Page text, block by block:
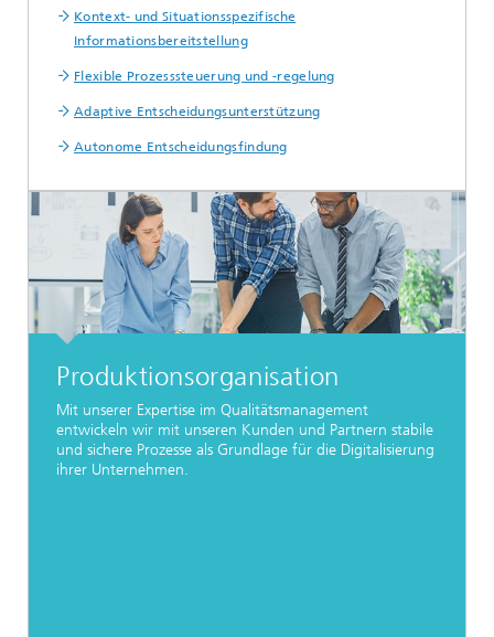
Kontext- und Situationsspezifische
Informationsbereitstellung
Flexible Prozesssteuerung und -regelung
Adaptive Entscheidungsunterstützung
Autonome Entscheidungsfindung
Produktionsorganisation
Mit unserer Expertise im Qualitätsmanagement
entwickeln wir mit unseren Kunden und Partnern stabile
und sichere Prozesse als Grundlage für die Digitalisierung
ihrer Unternehmen.